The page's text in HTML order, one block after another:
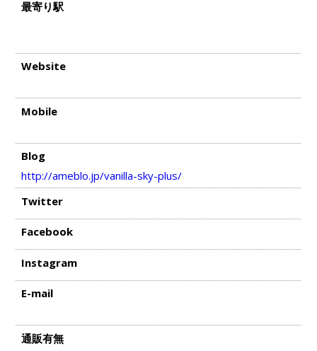
最寄り駅
Website
Mobile
Blog
http://ameblo.jp/vanilla-sky-plus/
Twitter
Facebook
Instagram
E-mail
通販有無